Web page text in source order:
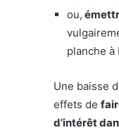
ou,
planche à
Une baisse
effets de
d’intérêt